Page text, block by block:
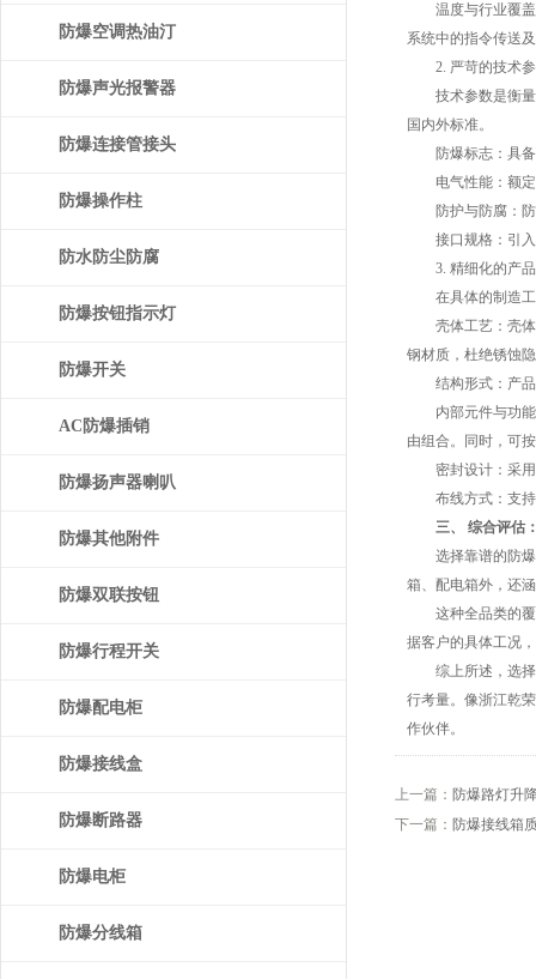
温度与行业覆盖
系统中的指令传送
2. 严苛的技术参
技术参数是衡量防
国内外标准。
防爆标志：具备
电气性能：额定
防护与防腐：防
接口规格：引入
3. 精细化的产品
在具体的制造工
壳体工艺：壳体
钢材质，杜绝锈蚀
结构形式：产品
内部元件与功能
由组合。同时，可
密封设计：采用
布线方式：支持
三、 综合评估
选择靠谱的防爆
箱、配电箱外，还
这种全品类的覆
据客户的具体工况
综上所述，选择
行考量。像浙江乾
作伙伴。
上一篇： 防爆路灯升
下一篇： 防爆接线箱
防爆空调热油汀
防爆声光报警器
防爆连接管接头
防爆操作柱
防水防尘防腐
防爆按钮指示灯
防爆开关
AC防爆插销
防爆扬声器喇叭
防爆其他附件
防爆双联按钮
防爆行程开关
防爆配电柜
防爆接线盒
防爆断路器
防爆电柜
防爆分线箱